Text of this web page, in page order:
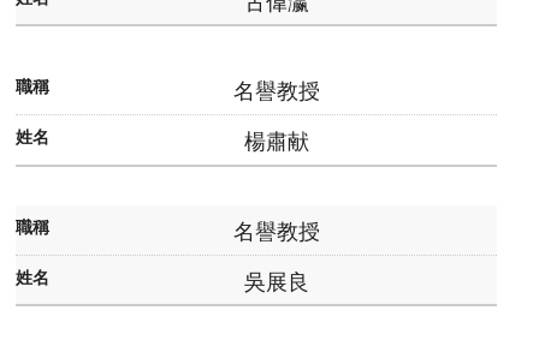
大
文
學
大
名譽教授
楊肅献
名譽教授
吳展良